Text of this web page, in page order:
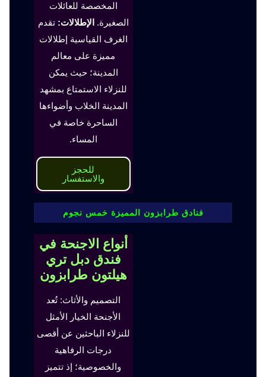
المخصصة للعائلات
الصغيرة. الإطلالات: تقدم
الغرف القياسية إطلالات
مميزة على معالم
المدينة؛ حيث يمكن
للنزلاء الاستمتاع بمشهد
المدينة الخلاب وأضواءها
الساحرة خاصة في
المساء.
للحجز
والاستفسار
فنادق طرابزون المميزة خمس نجوم
أنواع الاجنحة في
فندق دبل تري
هيلتون طرابزون
التصميم والأثاث: تُعد
الأجنحة الخيار الأمثل
للنزلاء الباحثين عن أقصى
درجات الرفاهية
والخصوصية؛ إذ تتميز